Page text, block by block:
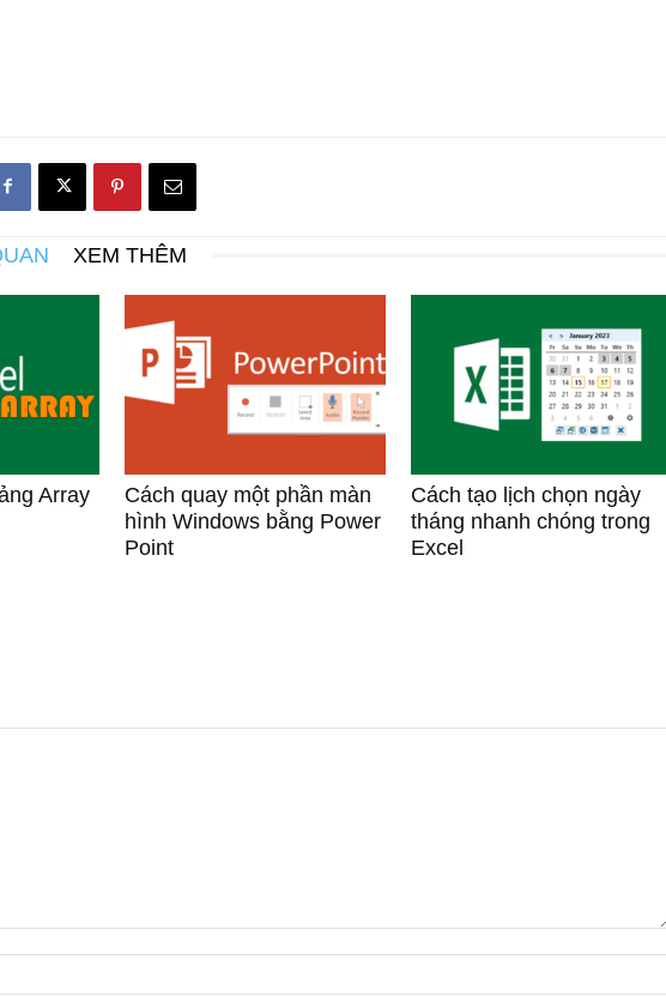
XEM THÊM
Array
Cách quay một phần màn
hình Windows bằng Power
Point
Cách tạo lịch chọn ngày
tháng nhanh chóng trong
Excel